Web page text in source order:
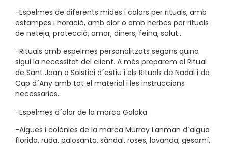
-Espelmes de diferents mides i colors per rituals, amb
estampes i horació, amb olor o amb herbes per rituals
de neteja, protecció, amor, diners, feina, salut…
-Rituals amb espelmes personalitzats segons quina
sigui la necessitat del client. A més preparem el Ritual
de Sant Joan o Solstici d´estiu i els Rituals de Nadal i de
Cap d´Any amb tot el material i les instruccions
necessaries.
-Espelmes d´olor de la marca Goloka
-Aigues i colònies de la marca Murray Lanman d´aigua
florida, ruda, palosanto, sàndal, roses, lavanda, gesamí,